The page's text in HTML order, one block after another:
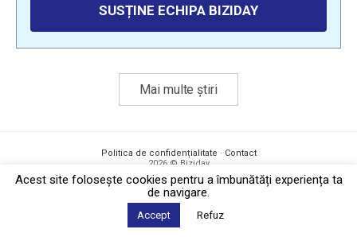
SUSȚINE ECHIPA BIZIDAY
Mai multe știri
Politica de confidențialitate · Contact
2026 © Biziday
Acest site foloseşte cookies pentru a îmbunătăți experiența ta
de navigare.
Accept Refuz